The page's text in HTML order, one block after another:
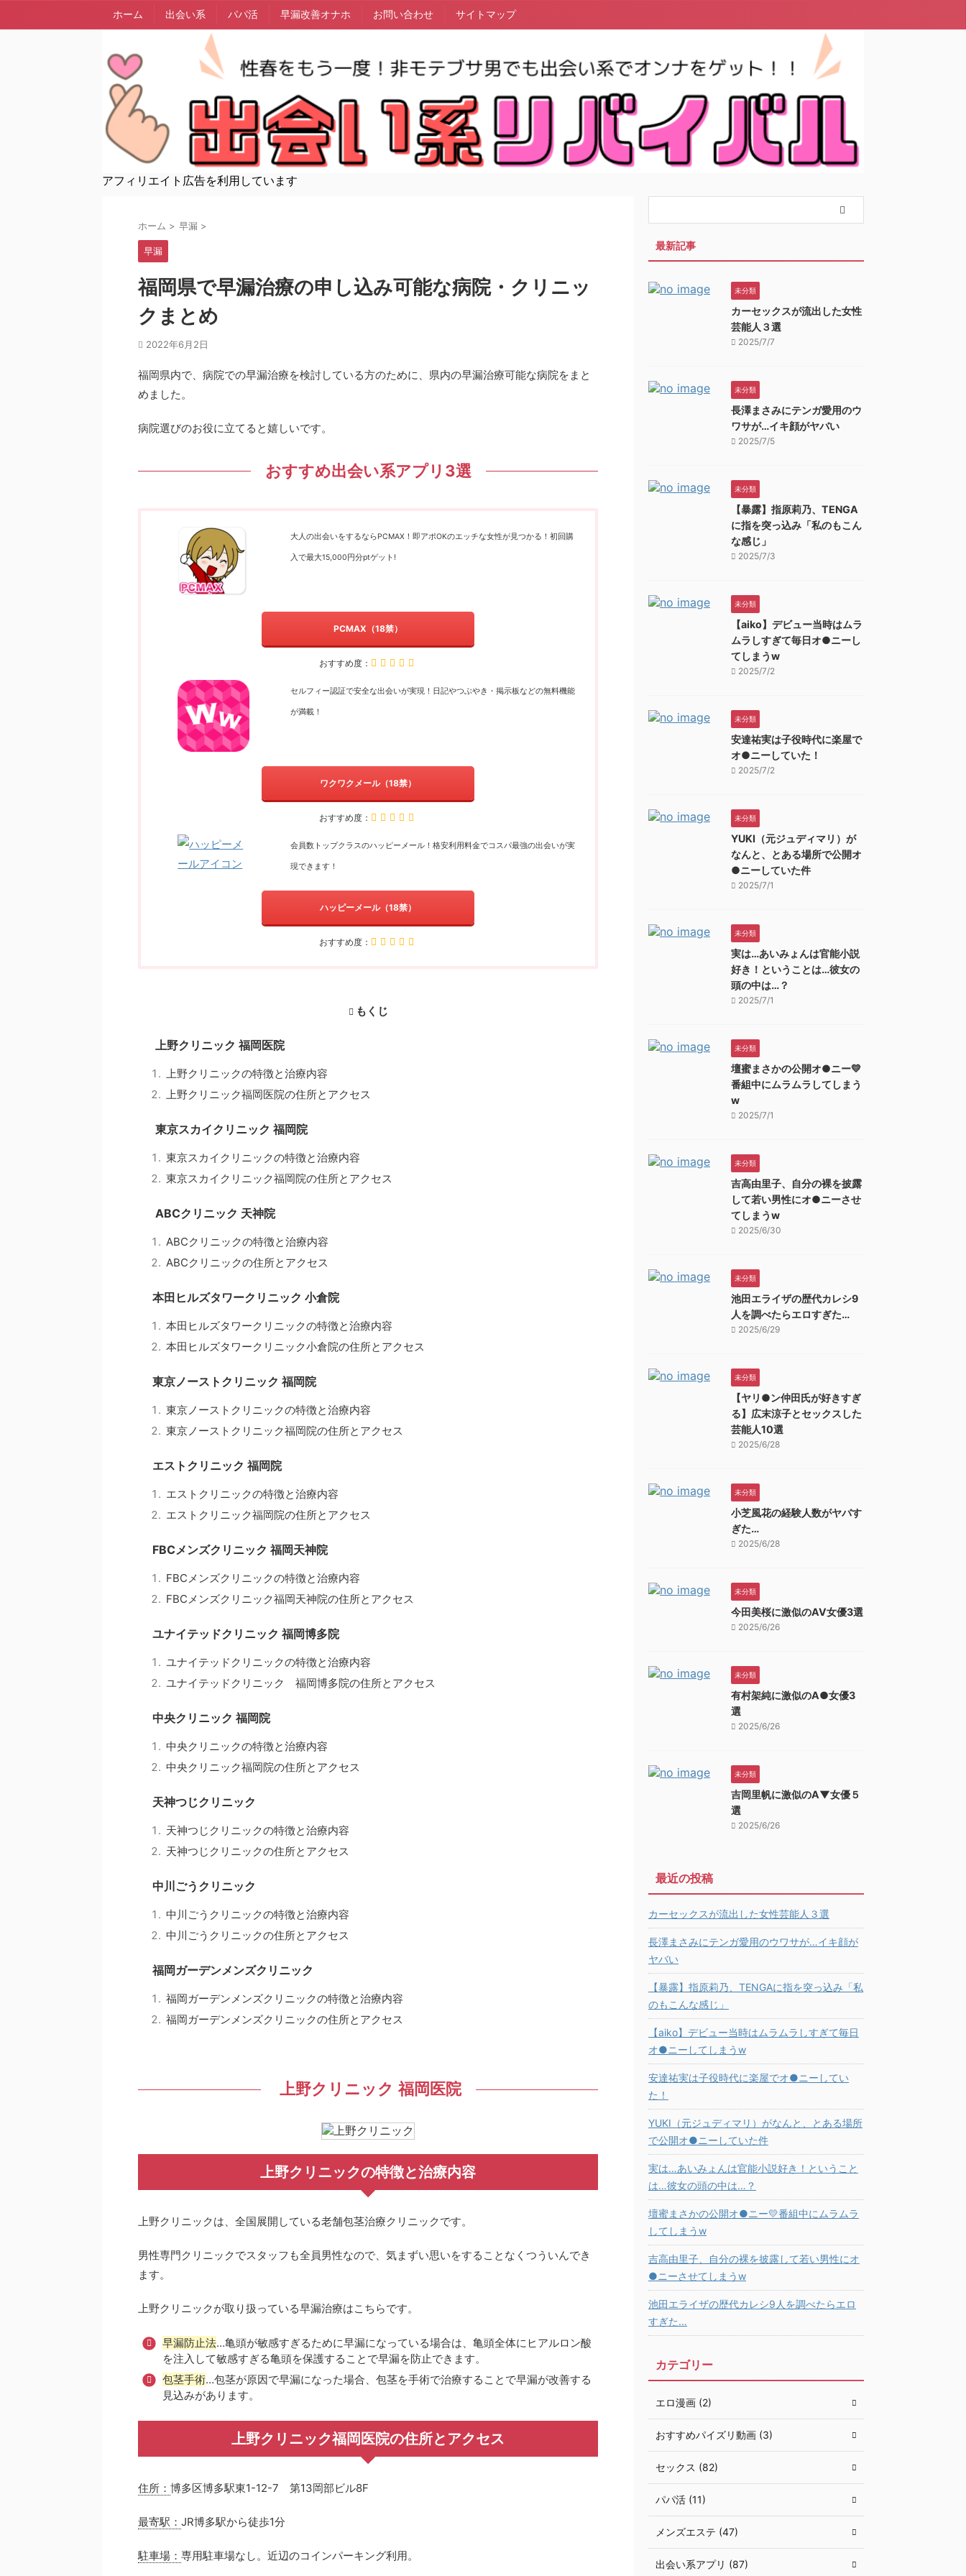
ホーム 出会い系 パパ活 早漏改善オナホ お問い合わせ サイトマップ
アフィリエイト広告を利用しています
ホーム > 早漏 >
早漏
福岡県で早漏治療の申し込み可能な病院・クリニッ
クまとめ
2022年6月2日
福岡県内で、病院での早漏治療を検討している方のために、県内の早漏治療可能な病院をまと
めました。
病院選びのお役に立てると嬉しいです。
おすすめ出会い系アプリ3選
大人の出会いをするならPCMAX！即アポOKのエッチな女性が見つかる！初回購
入で最大15,000円分ptゲット!
PCMAX（18禁）
おすすめ度：
セルフィー認証で安全な出会いが実現！日記やつぶやき・掲示板などの無料機能
が満載！
ワクワクメール（18禁）
おすすめ度：
会員数トップクラスのハッピーメール！格安利用料金でコスパ最強の出会いが実
現できます！
ハッピーメール（18禁）
おすすめ度：
もくじ
上野クリニック 福岡医院
上野クリニックの特徴と治療内容
上野クリニック福岡医院の住所とアクセス
東京スカイクリニック 福岡院
東京スカイクリニックの特徴と治療内容
東京スカイクリニック福岡院の住所とアクセス
ABCクリニック 天神院
ABCクリニックの特徴と治療内容
ABCクリニックの住所とアクセス
本田ヒルズタワークリニック 小倉院
本田ヒルズタワークリニックの特徴と治療内容
本田ヒルズタワークリニック小倉院の住所とアクセス
東京ノーストクリニック 福岡院
東京ノーストクリニックの特徴と治療内容
東京ノーストクリニック福岡院の住所とアクセス
エストクリニック 福岡院
エストクリニックの特徴と治療内容
エストクリニック福岡院の住所とアクセス
FBCメンズクリニック 福岡天神院
FBCメンズクリニックの特徴と治療内容
FBCメンズクリニック福岡天神院の住所とアクセス
ユナイテッドクリニック 福岡博多院
ユナイテッドクリニックの特徴と治療内容
ユナイテッドクリニック 福岡博多院の住所とアクセス
中央クリニック 福岡院
中央クリニックの特徴と治療内容
中央クリニック福岡院の住所とアクセス
天神つじクリニック
天神つじクリニックの特徴と治療内容
天神つじクリニックの住所とアクセス
中川ごうクリニック
中川ごうクリニックの特徴と治療内容
中川ごうクリニックの住所とアクセス
福岡ガーデンメンズクリニック
福岡ガーデンメンズクリニックの特徴と治療内容
福岡ガーデンメンズクリニックの住所とアクセス
上野クリニック 福岡医院
上野クリニックの特徴と治療内容
上野クリニックは、全国展開している老舗包茎治療クリニックです。
男性専門クリニックでスタッフも全員男性なので、気まずい思いをすることなくつういんでき
ます。
上野クリニックが取り扱っている早漏治療はこちらです。
早漏防止法…亀頭が敏感すぎるために早漏になっている場合は、亀頭全体にヒアルロン酸
を注入して敏感すぎる亀頭を保護することで早漏を防止できます。
包茎手術…包茎が原因で早漏になった場合、包茎を手術で治療することで早漏が改善する
見込みがあります。
上野クリニック福岡医院の住所とアクセス
住所： 博多区博多駅東1-12-7 第13岡部ビル8F
最寄駅： JR博多駅から徒歩1分
駐車場： 専用駐車場なし。近辺のコインパーキング利用。
最新記事
未分類
カーセックスが流出した女性
芸能人３選
2025/7/7
未分類
長澤まさみにテンガ愛用のウ
ワサが…イキ顔がヤバい
2025/7/5
未分類
【暴露】指原莉乃、TENGA
に指を突っ込み「私のもこん
な感じ」
2025/7/3
未分類
【aiko】デビュー当時はムラ
ムラしすぎて毎日オ●ニーし
てしまうw
2025/7/2
未分類
安達祐実は子役時代に楽屋で
オ●ニーしていた！
2025/7/2
未分類
YUKI（元ジュディマリ）が
なんと、とある場所で公開オ
●ニーしていた件
2025/7/1
未分類
実は…あいみょんは官能小説
好き！ということは…彼女の
頭の中は…？
2025/7/1
未分類
壇蜜まさかの公開オ●ニー💛
番組中にムラムラしてしまう
w
2025/7/1
未分類
吉高由里子、自分の裸を披露
して若い男性にオ●ニーさせ
てしまうw
2025/6/30
未分類
池田エライザの歴代カレシ9
人を調べたらエロすぎた…
2025/6/29
未分類
【ヤリ●ン仲田氏が好きすぎ
る】広末涼子とセックスした
芸能人10選
2025/6/28
未分類
小芝風花の経験人数がヤバす
ぎた…
2025/6/28
未分類
今田美桜に激似のAV女優3選
2025/6/26
未分類
有村架純に激似のA●女優3
選
2025/6/26
未分類
吉岡里帆に激似のA▼女優５
選
2025/6/26
最近の投稿
カーセックスが流出した女性芸能人３選
長澤まさみにテンガ愛用のウワサが…イキ顔が
ヤバい
【暴露】指原莉乃、TENGAに指を突っ込み「私
のもこんな感じ」
【aiko】デビュー当時はムラムラしすぎて毎日
オ●ニーしてしまうw
安達祐実は子役時代に楽屋でオ●ニーしてい
た！
YUKI（元ジュディマリ）がなんと、とある場所
で公開オ●ニーしていた件
実は…あいみょんは官能小説好き！ということ
は…彼女の頭の中は…？
壇蜜まさかの公開オ●ニー💛番組中にムラムラ
してしまうw
吉高由里子、自分の裸を披露して若い男性にオ
●ニーさせてしまうw
池田エライザの歴代カレシ9人を調べたらエロ
すぎた…
カテゴリー
エロ漫画 (2)
おすすめパイズリ動画 (3)
セックス (82)
パパ活 (11)
メンズエステ (47)
出会い系アプリ (87)